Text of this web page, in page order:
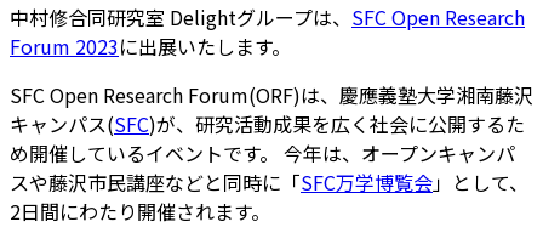
中村修合同研究室 Delightグループは、 SFC Open Research
Forum 2023に出展いたします。
SFC Open Research Forum(ORF)は、慶應義塾大学湘南藤沢
キャンパス(SFC)が、研究活動成果を広く社会に公開するた
め開催しているイベントです。 今年は、オープンキャンパ
スや藤沢市民講座などと同時に「SFC万学博覧会」として、
2日間にわたり開催されます。